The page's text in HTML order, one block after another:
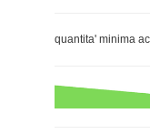
quantita' minima